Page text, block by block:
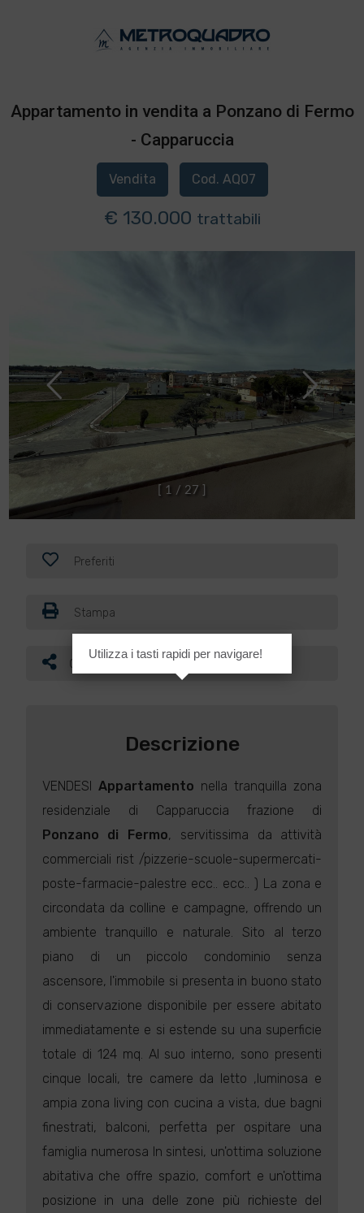
Appartamento in vendita a Ponzano di Fermo
- Capparuccia
Vendita Cod. AQ07
€ 130.000 trattabili
1 / 2 7
Preferiti
Stampa
Condividi
Descrizione
VENDESI Appartamento nella tranquilla zona
residenziale di Capparuccia frazione di
Ponzano di Fermo, servitissima da attività
commerciali rist /pizzerie-scuole-supermercati-
poste-farmacie-palestre ecc.. ecc.. ) La zona e
circondata da colline e campagne, offrendo un
ambiente tranquillo e naturale. Sito al terzo
piano di un piccolo condominio senza
ascensore, l'immobile si presenta in buono stato
di conservazione disponibile per essere abitato
immediatamente e si estende su una superficie
totale di 124 mq. Al suo interno, sono presenti
cinque locali, tre camere da letto ,luminosa e
ampia zona living con cucina a vista, due bagni
finestrati, balconi, perfetta per ospitare una
famiglia numerosa In sintesi, un'ottima soluzione
abitativa che offre spazio, comfort e un'ottima
posizione in una delle zone più richieste del
Utilizza i tasti rapidi per navigare!